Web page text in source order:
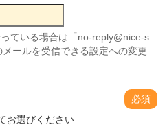
ている場合は「no-reply@nice-s
ールを受信できる設定への変更
必須
お選びください